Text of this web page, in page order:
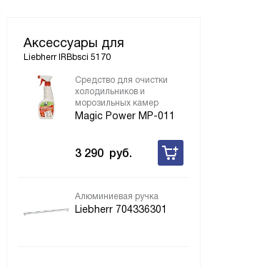
Аксессуары для
Liebherr IRBbsci 5170
Средство для очистки
холодильников и
морозильных камер
Magic Power MP-011
3 290 руб.
Алюминиевая ручка
Liebherr 704336301